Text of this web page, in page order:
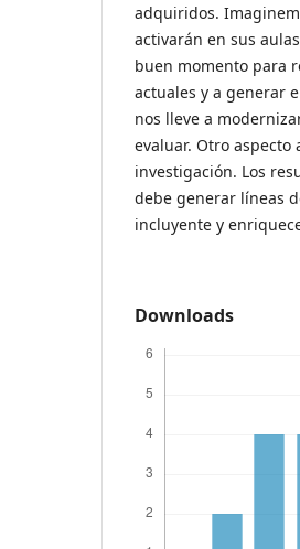
adquiridos.
activarán en sus
buen momento para
actuales y a generar
nos lleve a
evaluar. Otro aspecto
investigación. Los
debe generar líneas
incluyente y
Downloads